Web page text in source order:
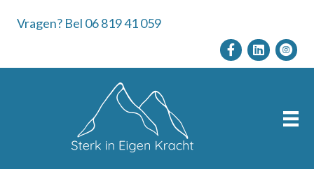
Vragen? Bel 06 819 41 059